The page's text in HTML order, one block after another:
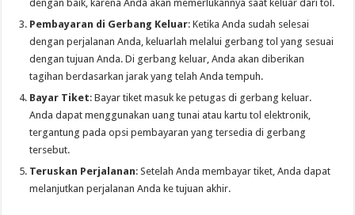
dengan baik, karena Anda akan memerlukannya saat keluar dari tol.
Pembayaran di Gerbang Keluar: Ketika Anda sudah selesai
dengan perjalanan Anda, keluarlah melalui gerbang tol yang sesuai
dengan tujuan Anda. Di gerbang keluar, Anda akan diberikan
tagihan berdasarkan jarak yang telah Anda tempuh.
Bayar Tiket: Bayar tiket masuk ke petugas di gerbang keluar.
Anda dapat menggunakan uang tunai atau kartu tol elektronik,
tergantung pada opsi pembayaran yang tersedia di gerbang
tersebut.
Teruskan Perjalanan: Setelah Anda membayar tiket, Anda dapat
melanjutkan perjalanan Anda ke tujuan akhir.